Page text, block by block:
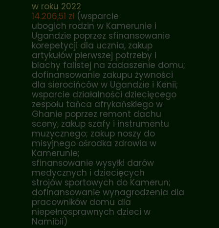
w roku 2022
14.206,51 zł (wsparcie
ubogich rodzin w Kamerunie i
Ugandzie poprzez sfinansowanie
korepetycji dla ucznia, zakup
artykułów pierwszej potrzeby i
blachy falistej na zadaszenie domu;
dofinansowanie zakupu żywności
dla sierocińców w Ugandzie i Kenii;
wsparcie działalności dziecięcego
zespołu tańca afrykańskiego w
Ghanie poprzez remont dachu
sceny, zakup szafy i instrumentu
muzycznego; zakup noszy do
misyjnego ośrodka zdrowia w
Kamerunie;
sfinansowanie wysyłki darów
medycznych i dziecięcych
strojów sportowych do Kamerun;
dofinansowanie wynagrodzenia dla
pracowników domu dla
niepełnosprawnych dzieci w
Namibii)